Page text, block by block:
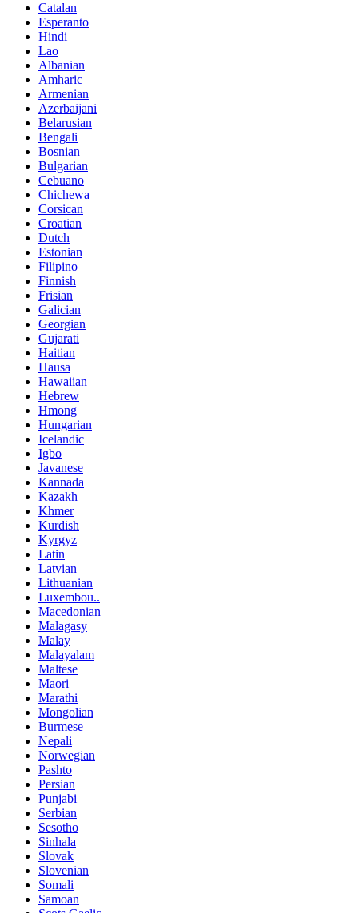
Catalan
Esperanto
Hindi
Lao
Albanian
Amharic
Armenian
Azerbaijani
Belarusian
Bengali
Bosnian
Bulgarian
Cebuano
Chichewa
Corsican
Croatian
Dutch
Estonian
Filipino
Finnish
Frisian
Galician
Georgian
Gujarati
Haitian
Hausa
Hawaiian
Hebrew
Hmong
Hungarian
Icelandic
Igbo
Javanese
Kannada
Kazakh
Khmer
Kurdish
Kyrgyz
Latin
Latvian
Lithuanian
Luxembou..
Macedonian
Malagasy
Malay
Malayalam
Maltese
Maori
Marathi
Mongolian
Burmese
Nepali
Norwegian
Pashto
Persian
Punjabi
Serbian
Sesotho
Sinhala
Slovak
Slovenian
Somali
Samoan